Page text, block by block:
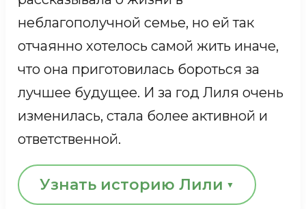
читать и писать», — уверен он.
КАРТИНА СЕМЫ И БОГДАНА
неблагополучной семье, но ей так
отчаянно хотелось самой жить иначе,
что она приготовилась бороться за
лучшее будущее. И за год Лиля очень
изменилась, стала более активной и
ответственной.
Узнать историю Лили